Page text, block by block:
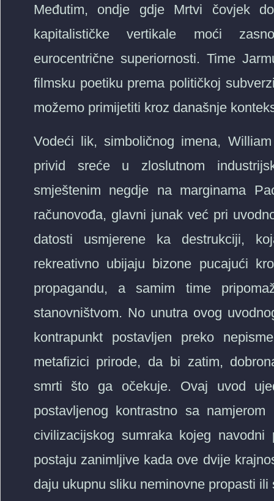
Međutim, ondje gdje Mrtvi čovjek
kapitalističke vertikale moći
eurocentrične superiornosti. Time
filmsku poetiku prema političkoj
možemo primijetiti kroz današnje
Vodeći lik, simboličnog imena,
privid sreće u zloslutnom
smještenim negdje na marginama
računovođa, glavni junak već pri
datosti usmjerene ka destrukciji,
rekreativno ubijaju bizone pucajući
propagandu, a samim time
stanovništvom. No unutra ovog
kontrapunkt postavljen preko
metafizici prirode, da bi zatim,
smrti što ga očekuje. Ovaj uvod
postavljenog kontrastno sa
civilizacijskog sumraka kojeg
postaju zanimljive kada ove dvije
daju ukupnu sliku neminovne propasti ili